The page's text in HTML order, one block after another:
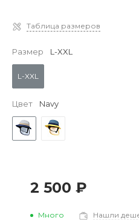
Таблица размеров
Размер L-XXL
L-XXL
Цвет Navy
2 500 ₽
Много Нашли